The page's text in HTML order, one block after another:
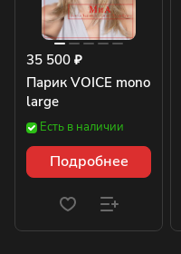
35 500 ₽
Парик VOICE mono
large
Есть в наличии
Подробнее